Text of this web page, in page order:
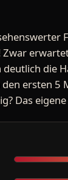
Zwar
deutlich die
ersten 5
Das